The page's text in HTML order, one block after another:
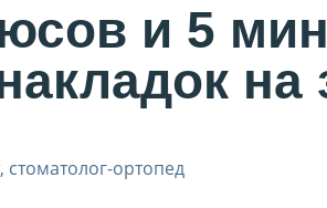
и 5
на
стоматолог-ортопед